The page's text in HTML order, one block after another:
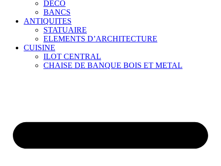
DECO
BANCS
ANTIQUITES
STATUAIRE
ELEMENTS D’ARCHITECTURE
CUISINE
ILOT CENTRAL
CHAISE DE BANQUE BOIS ET METAL